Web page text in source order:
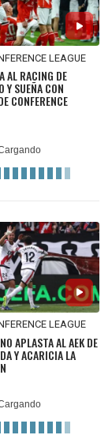
LEAGUE
AL RACING DE
Y SUEÑA CON
CONFERENCE
LEAGUE
APLASTA AL AEK DE
Y ACARICIA LA